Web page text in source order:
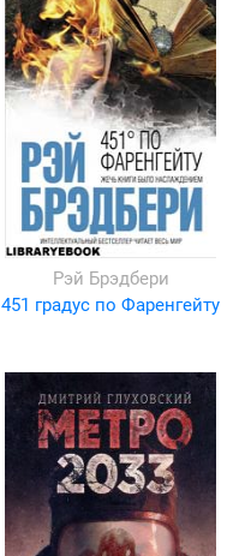
Рэй Брэдбери
451 градус по Фаренгейту